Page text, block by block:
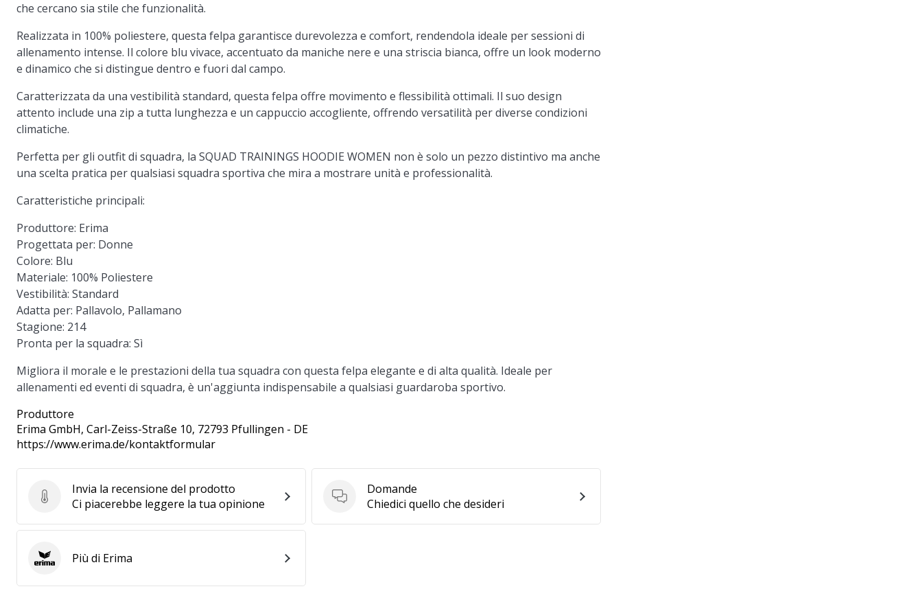
che cercano sia stile che funzionalità.
Realizzata in 100% poliestere, questa felpa garantisce durevolezza e comfort, rendendola ideale per sessioni di
allenamento intense. Il colore blu vivace, accentuato da maniche nere e una striscia bianca, offre un look moderno
e dinamico che si distingue dentro e fuori dal campo.
Caratterizzata da una vestibilità standard, questa felpa offre movimento e flessibilità ottimali. Il suo design
attento include una zip a tutta lunghezza e un cappuccio accogliente, offrendo versatilità per diverse condizioni
climatiche.
Perfetta per gli outfit di squadra, la SQUAD TRAININGS HOODIE WOMEN non è solo un pezzo distintivo ma anche
una scelta pratica per qualsiasi squadra sportiva che mira a mostrare unità e professionalità.
Caratteristiche principali:
Produttore: Erima
Progettata per: Donne
Colore: Blu
Materiale: 100% Poliestere
Vestibilità: Standard
Adatta per: Pallavolo, Pallamano
Stagione: 214
Pronta per la squadra: Sì
Migliora il morale e le prestazioni della tua squadra con questa felpa elegante e di alta qualità. Ideale per
allenamenti ed eventi di squadra, è un'aggiunta indispensabile a qualsiasi guardaroba sportivo.
Produttore
Erima GmbH, Carl-Zeiss-Straße 10, 72793 Pfullingen - DE
https://www.erima.de/kontaktformular
Invia la recensione del prodotto
Invia la recensione del prodotto
Ci piacerebbe leggere la tua opinione
Domande
Domande
Chiedici quello che desideri
ErimaPiù di Erima